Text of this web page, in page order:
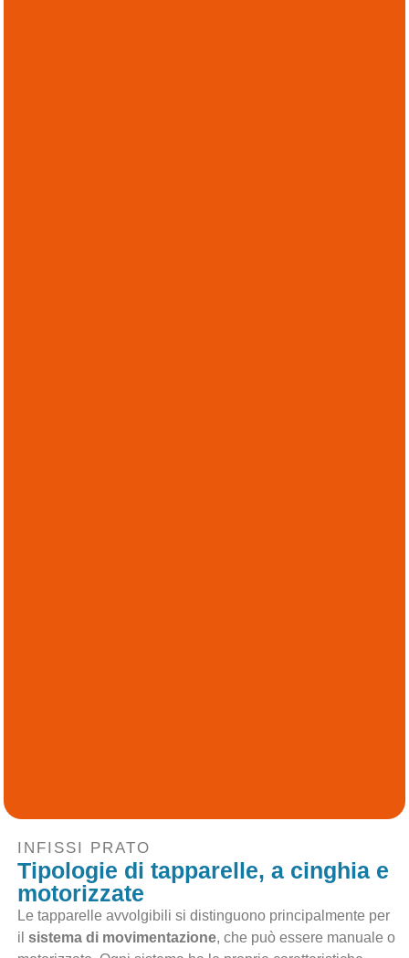
INFISSI PRATO
Tipologie di tapparelle, a cinghia e
motorizzate
Le tapparelle avvolgibili si distinguono principalmente per
il sistema di movimentazione, che può essere manuale o